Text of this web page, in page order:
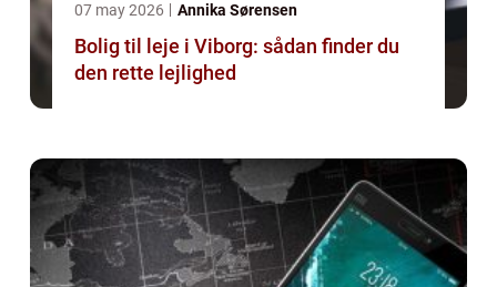
07 may 2026 Annika Sørensen
Bolig til leje i Viborg: sådan finder du
den rette lejlighed